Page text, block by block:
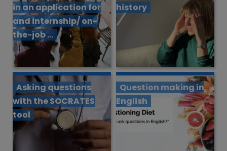
in an application for
and internship/ on-
the-job ...
history
Asking questions
with the SOCRATES
tool
Question making in
English